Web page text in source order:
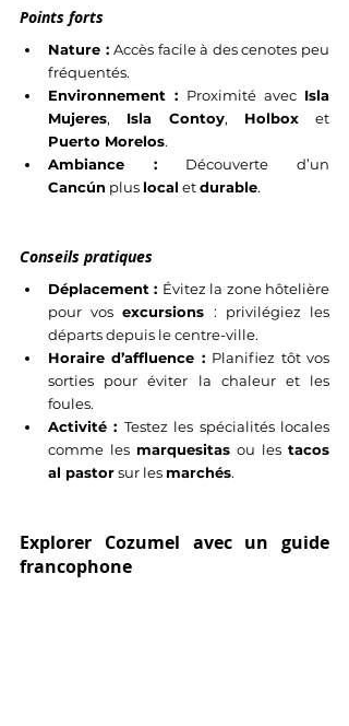
Points forts
Nature : Accès facile à des cenotes peu
fréquentés.
Environnement : Proximité avec Isla
Mujeres, Isla Contoy, Holbox
Puerto Morelos.
Ambiance :
Cancún plus local et durable.
Conseils pratiques
Déplacement : Évitez la zone hôtelière
pour vos excursions : privilégiez les
départs depuis le centre-ville.
Horaire d’affluence : Planifiez tôt vos
sorties pour éviter la chaleur et les
foules.
Activité : Testez les spécialités locales
comme les marquesitas ou les tacos
al pastor sur les marchés.
Explorer Cozumel avec un guide
francophone